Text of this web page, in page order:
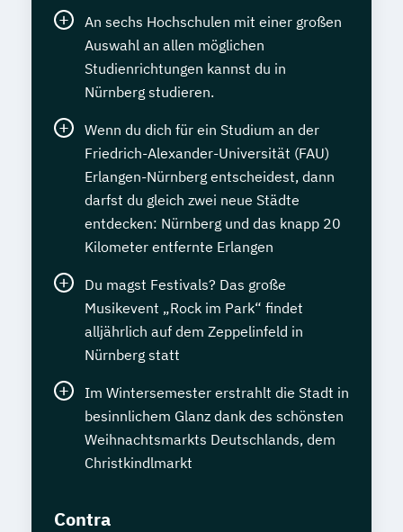
An sechs Hochschulen mit einer großen
Auswahl an allen möglichen
Studienrichtungen kannst du in
Nürnberg studieren.
Wenn du dich für ein Studium an der
Friedrich-Alexander-Universität (FAU)
Erlangen-Nürnberg entscheidest, dann
darfst du gleich zwei neue Städte
entdecken: Nürnberg und das knapp 20
Kilometer entfernte Erlangen
Du magst Festivals? Das große
Musikevent „Rock im Park“ findet
alljährlich auf dem Zeppelinfeld in
Nürnberg statt
Im Wintersemester erstrahlt die Stadt in
besinnlichem Glanz dank des schönsten
Weihnachtsmarkts Deutschlands, dem
Christkindlmarkt
Contra